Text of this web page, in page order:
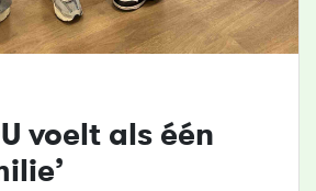
voelt als één